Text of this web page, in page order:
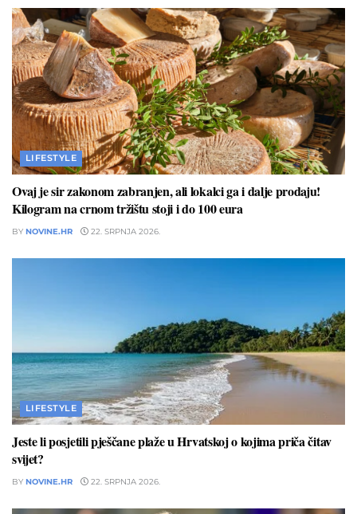
LIFESTYLE
Ovaj je sir zakonom zabranjen, ali lokalci ga i dalje prodaju!
Kilogram na crnom tržištu stoji i do 100 eura
BY NOVINE.HR 22. SRPNJA 2026.
LIFESTYLE
Jeste li posjetili pješčane plaže u Hrvatskoj o kojima priča čitav
svijet?
BY NOVINE.HR 22. SRPNJA 2026.